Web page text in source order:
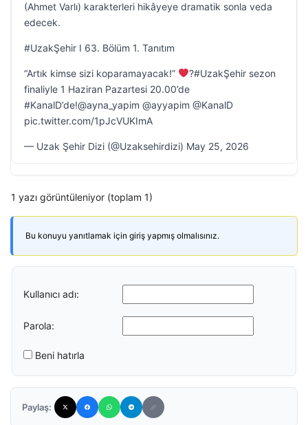
(Ahmet Varlı) karakterleri hikâyeye dramatik sonla veda
edecek.
#UzakŞehir I 63. Bölüm 1. Tanıtım
“Artık kimse sizi koparamayacak!”
‍?#UzakŞehir sezon
finaliyle 1 Haziran Pazartesi 20.00’de
#KanalD’de!@ayna_yapim @ayyapim @KanalD
pic.twitter.com/1pJcVUKImA
— Uzak Şehir Dizi (@Uzaksehirdizi) May 25, 2026
1 yazı görüntüleniyor (toplam 1)
Bu konuyu yanıtlamak için giriş yapmış olmalısınız.
Kullanıcı adı:
Parola:
Beni hatırla
Paylaş: